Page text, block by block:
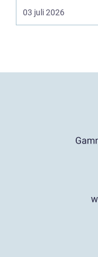
och kablar...
03 juli 2026